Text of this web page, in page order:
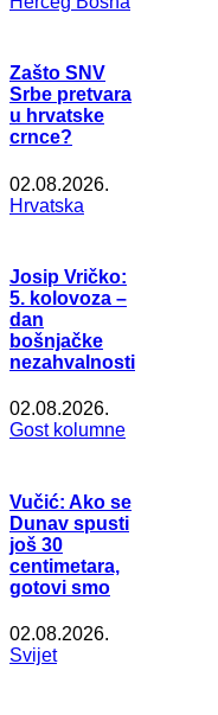
Zašto SNV
Srbe pretvara
u hrvatske
crnce?
02.08.2026.
Hrvatska
Josip Vričko:
5. kolovoza –
dan
bošnjačke
nezahvalnosti
02.08.2026.
Gost kolumne
Vučić: Ako se
Dunav spusti
još 30
centimetara,
gotovi smo
02.08.2026.
Svijet